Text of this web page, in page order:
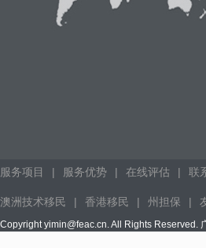
服务项目 | 服务优势 | 在线评估 | 联
澳洲技术移民 | 香港移民 | 州担保 |
Copyright yimin@feac.cn. All Rights Reserved.